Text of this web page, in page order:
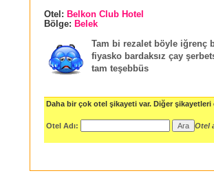
Otel: Belkon Club Hotel
Bölge: Belek
Tam bi rezalet böyle iğrenç
fiyasko bardaksız çay
tam teşebbüs
Daha bir çok otel şikayeti var. Diğer
Otel Adı: Otel